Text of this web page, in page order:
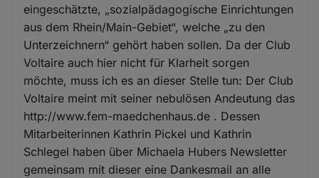
eingeschätzte, „sozialpädagogische Einrichtungen
aus dem Rhein/Main-Gebiet“, welche „zu den
Unterzeichnern“ gehört haben sollen. Da der Club
Voltaire auch hier nicht für Klarheit sorgen
möchte, muss ich es an dieser Stelle tun: Der Club
Voltaire meint mit seiner nebulösen Andeutung das
http://www.fem-maedchenhaus.de . Dessen
Mitarbeiterinnen Kathrin Pickel und Kathrin
Schlegel haben über Michaela Hubers Newsletter
gemeinsam mit dieser eine Dankesmail an alle